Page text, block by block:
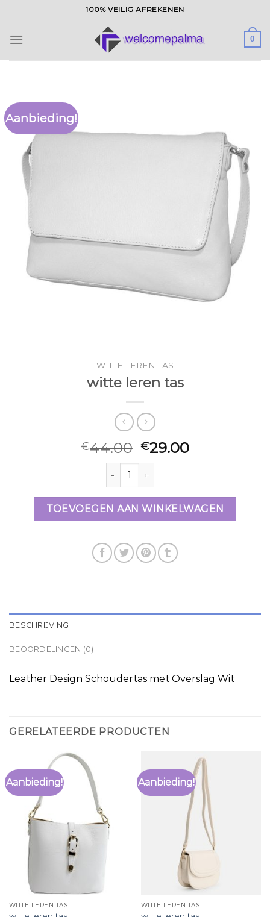
inhoud
100% VEILIG AFREKENEN
0
Aanbieding!
WITTE LEREN TAS
witte leren tas
€44.00 €29.00
witte leren tas aantal
TOEVOEGEN AAN WINKELWAGEN
BESCHRIJVING
BEOORDELINGEN (0)
Leather Design Schoudertas met Overslag Wit
GERELATEERDE PRODUCTEN
Aanbieding!
WITTE LEREN TAS
Aanbieding!
WITTE LEREN TAS